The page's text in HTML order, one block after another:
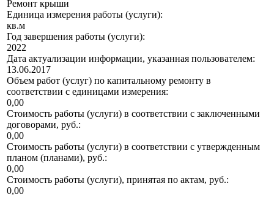
Ремонт крыши
Единица измерения работы (услуги):
кв.м
Год завершения работы (услуги):
2022
Дата актуализации информации, указанная пользователем:
13.06.2017
Объем работ (услуг) по капитальному ремонту в
соответствии с единицами измерения:
0,00
Стоимость работы (услуги) в соответствии с заключенными
договорами, руб.:
0,00
Стоимость работы (услуги) в соответствии с утвержденным
планом (планами), руб.:
0,00
Стоимость работы (услуги), принятая по актам, руб.:
0,00